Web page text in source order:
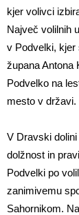
kjer volivci
Največ volilnih
v Podvelki, kjer
župana Antona
Podvelko na
mesto v državi.
V Dravski
dolžnost in
Podvelki po
zanimivemu
Sahornikom.